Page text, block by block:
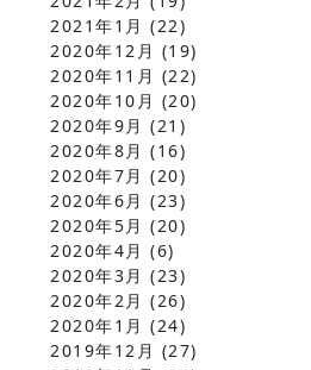
2021年1月 (22)
2020年12月 (19)
2020年11月 (22)
2020年10月 (20)
2020年9月 (21)
2020年8月 (16)
2020年7月 (20)
2020年6月 (23)
2020年5月 (20)
2020年4月 (6)
2020年3月 (23)
2020年2月 (26)
2020年1月 (24)
2019年12月 (27)